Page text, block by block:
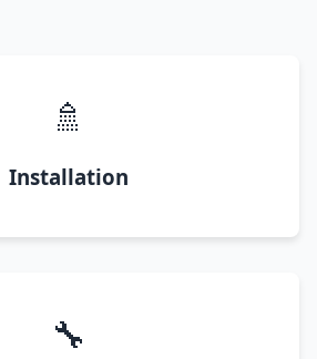
🚿
Installation
🔧